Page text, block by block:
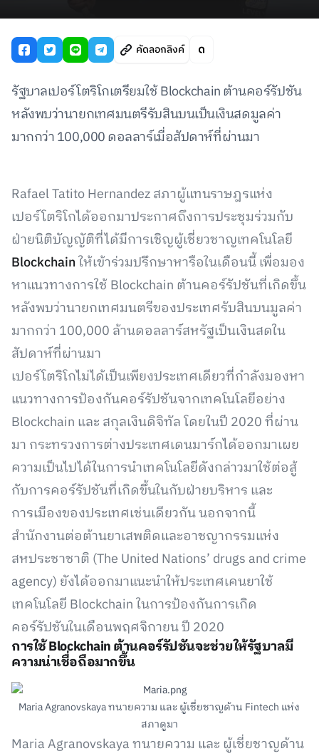
คัดลอกลิงค์
รัฐบาลเปอร์โตริโกเตรียมใช้ Blockchain ต้านคอร์รัปชัน
หลังพบว่านายกเทศมนตรีรับสินบนเป็นเงินสดมูลค่า
มากกว่า 100,000 ดอลลาร์เมื่อสัปดาห์ที่ผ่านมา
Rafael Tatito Hernandez สภาผู้แทนราษฎรแห่ง
เปอร์โตริโกได้ออกมาประกาศถึงการประชุมร่วมกับ
ฝ่ายนิติบัญญัติที่ได้มีการเชิญผู้เชี่ยวชาญเทคโนโลยี
Blockchainให้เข้าร่วมปรึกษาหารือในเดือนนี้ เพื่อมอง
หาแนวทางการใช้ Blockchain ต้านคอร์รัปชันที่เกิดขึ้น
หลังพบว่านายกเทศมนตรีของประเทศรับสินบนมูลค่า
มากกว่า 100,000 ล้านดอลลาร์สหรัฐเป็นเงินสดใน
สัปดาห์ที่ผ่านมา
เปอร์โตริโกไม่ได้เป็นเพียงประเทศเดียวที่กำลังมองหา
แนวทางการป้องกันคอร์รัปชันจากเทคโนโลยีอย่าง
Blockchain และ สกุลเงินดิจิทัล โดยในปี 2020 ที่ผ่าน
มา กระทรวงการต่างประเทศเดนมาร์กได้ออกมาเผย
ความเป็นไปได้ในการนำเทคโนโลยีดังกล่าวมาใช้ต่อสู้
กับการคอร์รัปชันที่เกิดขึ้นในกับฝ่ายบริหาร และ
การเมืองของประเทศเช่นเดียวกัน นอกจากนี้
สำนักงานต่อต้านยาเสพติดและอาชญากรรมแห่ง
สหประชาชาติ (The United Nations’ drugs and crime
agency) ยังได้ออกมาแนะนำให้ประเทศเคนยาใช้
เทคโนโลยี Blockchain ในการป้องกันการเกิด
คอร์รัปชันในเดือนพฤศจิกายน ปี 2020
การใช้ Blockchain ต้านคอร์รัปชันจะช่วยให้รัฐบาลมี
ความน่าเชื่อถือมากขึ้น
Maria Agranovskaya ทนายความ และ ผู้เชี่ยชาญด้าน Fintech แห่ง
สภาดูมา
Maria Agranovskaya ทนายความ และ ผู้เชี่ยชาญด้าน